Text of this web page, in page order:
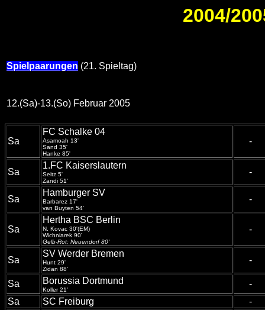
2004/
Spielpaarungen (21. Spieltag)
12.(Sa)-13.(So) Februar 2005
Sa
FC Schalke 04
Asamoah 13'
Sand 35'
Hanke 85'
-
Sa
1.FC Kaiserslautern
Seitz 5'
Zandi 51'
-
Sa
Hamburger SV
Barbarez 17'
van Buyten 54'
-
Sa
Hertha BSC Berlin
N. Kovac 30'(EM)
Wichniarek 90'
Gelb-Rot: Neuendorf 80'
-
Sa
SV Werder Bremen
Hunt 29'
Zidan 88'
-
Sa Borussia Dortmund
Koller 21'
-
Sa
SC Freiburg -